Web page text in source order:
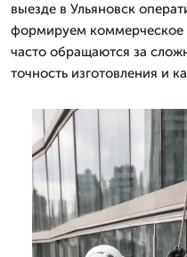
выезде в Ульяновск
формируем коммерческое
часто обращаются за
точность изготовления и